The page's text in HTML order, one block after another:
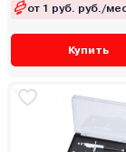
от 1 руб. руб./
Купить